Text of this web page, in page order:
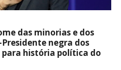
das minorias e dos
negra dos
para história política do